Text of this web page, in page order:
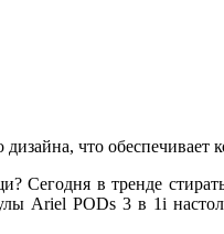
в тренде
Ariel PODs 3 в 1i